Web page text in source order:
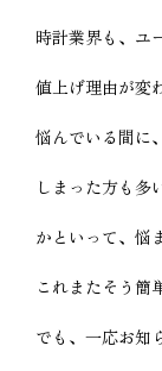
時計業界も、ユ
値上げ理由が変
悩んでいる間に
しまった方も多
かといって、悩
これまたそう簡
でも、一応お知